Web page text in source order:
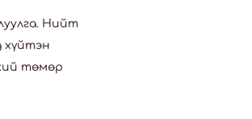
Нийт
хүйтэн
төмөр